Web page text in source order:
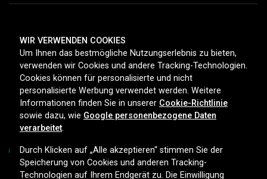
ZAHLUNGSMETHODEN
LIEFEROPTIONEN
WIR VERWENDEN COOKIES
Um Ihnen das bestmögliche Nutzungserlebnis zu bieten,
verwenden wir Cookies und andere Tracking-Technologien.
Cookies können für personalisierte und nicht
personalisierte Werbung verwendet werden. Weitere
Informationen finden Sie in unserer Cookie-Richtlinie
sowie dazu, wie Google personenbezogene Daten
verarbeitet.
Durch Klicken auf „Alle akzeptieren“ stimmen Sie der
Speicherung von Cookies und anderen Tracking-
Technologien auf Ihrem Endgerät zu. Die Einwilligung